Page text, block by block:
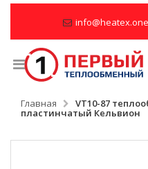
info@heatex.one
Главная VT10-87
пластинчатый Кельвион